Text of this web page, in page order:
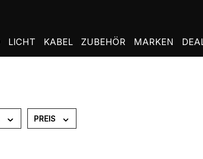
LICHT KABEL ZUBEHÖR MARKEN
PREIS